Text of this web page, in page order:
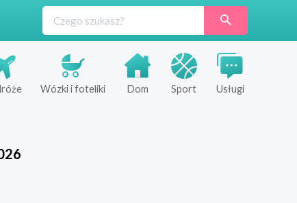
Wózki i foteliki Dom Sport Usługi